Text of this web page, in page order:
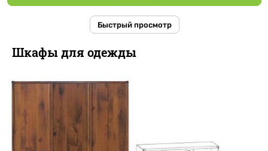
Быстрый просмотр
Шкафы для одежды